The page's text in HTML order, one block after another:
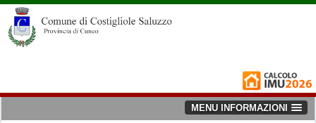
MENU INFORMAZIONI